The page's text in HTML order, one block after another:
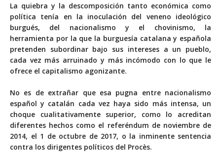
La quiebra y la descomposición tanto económica como
política tenía en la inoculación del veneno ideológico
burgués, del nacionalismo y el chovinismo, la
herramienta por la que la burguesía catalana y española
pretenden subordinar bajo sus intereses a un pueblo,
cada vez más arruinado y más incómodo con lo que le
ofrece el capitalismo agonizante.
No es de extrañar que esa pugna entre nacionalismo
español y catalán cada vez haya sido más intensa, un
choque cualitativamente superior, como lo acreditan
diferentes hechos como el referéndum de noviembre de
2014, el 1 de octubre de 2017, o la inminente sentencia
contra los dirigentes políticos del Procès.